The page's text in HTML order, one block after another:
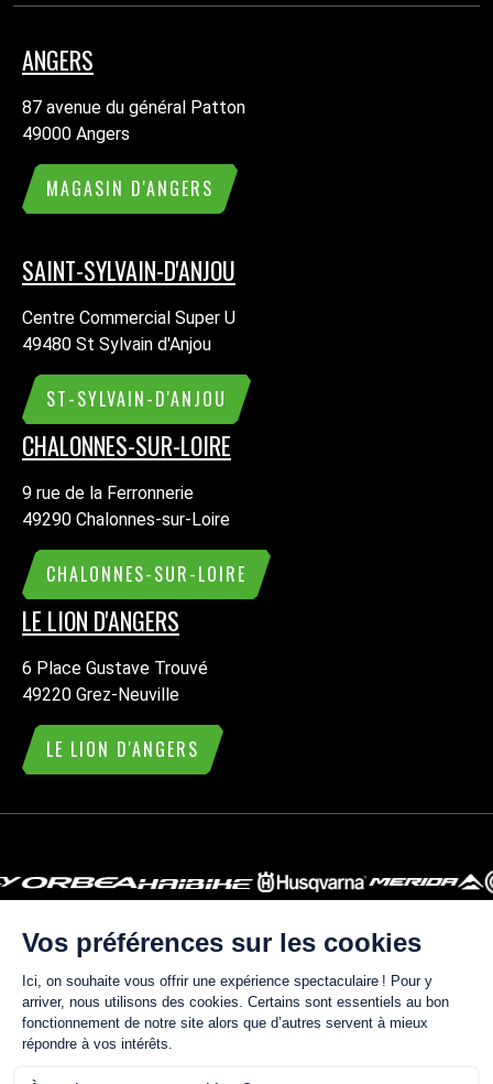
ANGERS
87 avenue du général Patton
49000 Angers
MAGASIN D'ANGERS
SAINT-SYLVAIN-D'ANJOU
Centre Commercial Super U
49480 St Sylvain d'Anjou
ST-SYLVAIN-D'ANJOU
CHALONNES-SUR-LOIRE
9 rue de la Ferronnerie
49290 Chalonnes-sur-Loire
CHALONNES-SUR-LOIRE
LE LION D'ANGERS
6 Place Gustave Trouvé
49220 Grez-Neuville
LE LION D'ANGERS
ACTUALITÉS